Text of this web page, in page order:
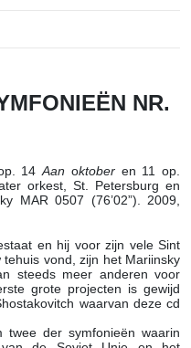
NR.
14Aan oktoberen 11 op.
orkest, St. Petersburg en
MAR 0507 (76’02”). 2009,
en hij voor zijn vele Sint
vond, zijn het Mariinsky
steeds meer anderen voor
grote projecten is gewijd
waarvan deze cd
der symfonieën waarin